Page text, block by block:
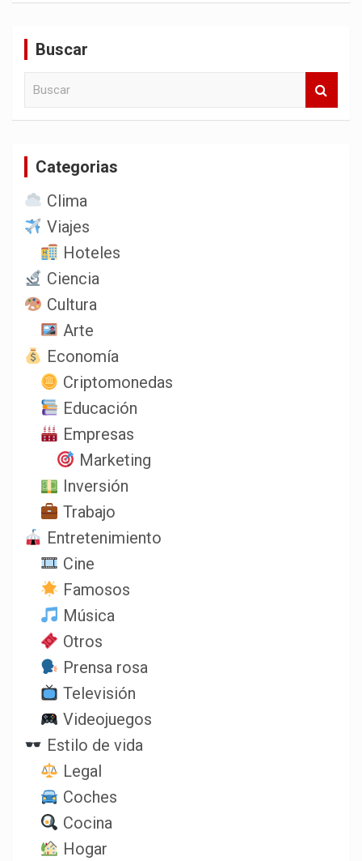
Buscar
Categorias
Clima
Viajes
Hoteles
Ciencia
Cultura
Arte
Economía
Criptomonedas
Educación
Empresas
Marketing
Inversión
Trabajo
Entretenimiento
Cine
Famosos
Música
Otros
Prensa rosa
Televisión
Videojuegos
Estilo de vida
Legal
Coches
Cocina
Hogar